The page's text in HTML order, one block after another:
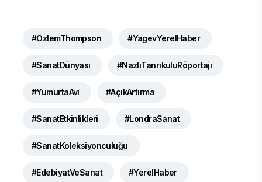
#ÖzlemThompson #YagevYerelHaber
#SanatDünyası #NazlıTanrıkuluRöportajı
#YumurtaAvı #AçıkArtırma
#SanatEtkinlikleri #LondraSanat
#SanatKoleksiyonculuğu
#EdebiyatVeSanat #YerelHaber